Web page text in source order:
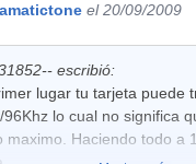
el 20/09/2009
escribió:
lugar tu tarjeta puede
96Khz lo cual no significa
maximo. Haciendo todo a